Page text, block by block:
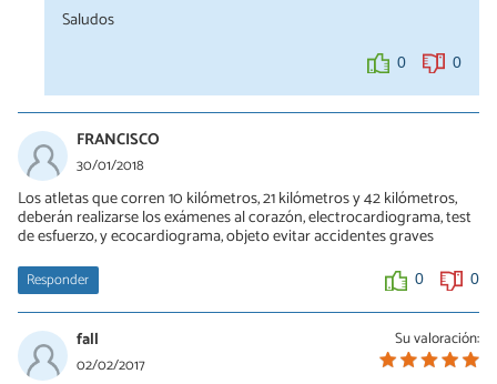
Saludos
0 0
FRANCISCO
30/01/2018
Los atletas que corren 10 kilómetros, 21 kilómetros y 42 kilómetros,
deberán realizarse los exámenes al corazón, electrocardiograma, test
de esfuerzo, y ecocardiograma, objeto evitar accidentes graves
Responder 0 0
Su valoración:
fall
02/02/2017